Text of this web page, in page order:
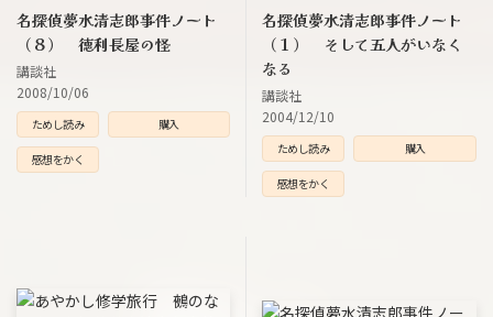
名探偵夢水清志郎事件ノート
（８） 徳利長屋の怪
講談社
2008/10/06
ためし読み 購入
感想をかく
名探偵夢水清志郎事件ノート
（１） そして五人がいなく
なる
講談社
2004/12/10
ためし読み 購入
感想をかく